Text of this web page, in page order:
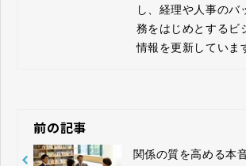
し、経理や人事のバ
務をはじめとするビ
情報を更新していま
前の記事
関係の質を高める本